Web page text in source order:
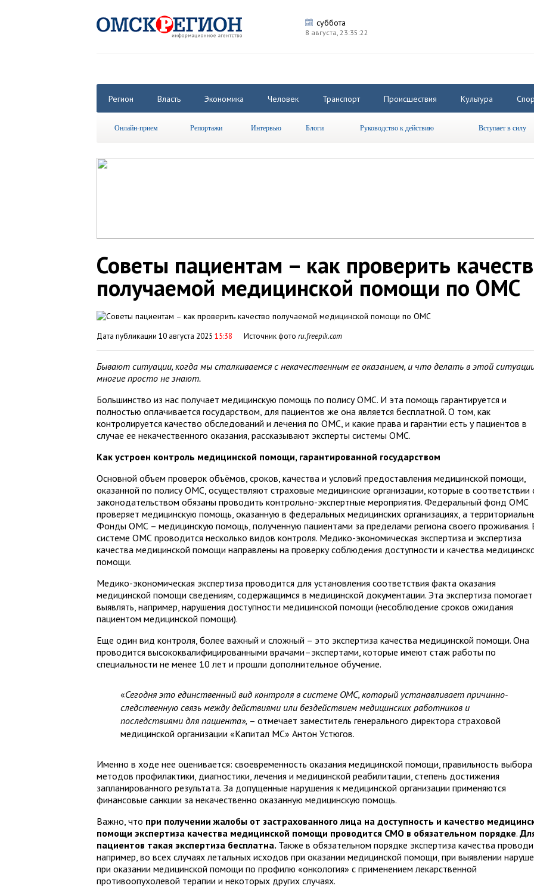
суббота
8 августа, 23:35:22
Регион Власть Экономика Человек Транспорт Происшествия Культура
Онлайн-прием Репортажи Интервью Блоги Руководство к действию Вступает в силу
Советы пациентам – как проверить
получаемой медицинской помощи по ОМС
Дата публикации 10 августа 2025 15:38 Источник фото ru.freepik.com
Бывают ситуации, когда мы сталкиваемся с некачественным ее оказанием, и что делать в этой
многие просто не знают.
Большинство из нас получает медицинскую помощь по полису ОМС. И эта помощь гарантируется и
полностью оплачивается государством, для пациентов же она является бесплатной. О том, как
контролируется качество обследований и лечения по ОМС, и какие права и гарантии есть у пациентов в
случае ее некачественного оказания, рассказывают эксперты системы ОМС.
Как устроен контроль медицинской помощи, гарантированной государством
Основной объем проверок объёмов, сроков, качества и условий предоставления медицинской помощи,
оказанной по полису ОМС, осуществляют страховые медицинские организации, которые в соответствии
законодательством обязаны проводить контрольно-экспертные мероприятия. Федеральный фонд ОМС
проверяет медицинскую помощь, оказанную в федеральных медицинских организациях, а
Фонды ОМС – медицинскую помощь, полученную пациентами за пределами региона своего проживания.
системе ОМС проводится несколько видов контроля. Медико-экономическая экспертиза и экспертиза
качества медицинской помощи направлены на проверку соблюдения доступности и качества
помощи.
Медико-экономическая экспертиза проводится для установления соответствия факта оказания
медицинской помощи сведениям, содержащимся в медицинской документации. Эта экспертиза помогает
выявлять, например, нарушения доступности медицинской помощи (несоблюдение сроков ожидания
пациентом медицинской помощи).
Еще один вид контроля, более важный и сложный – это экспертиза качества медицинской помощи. Она
проводится высококвалифицированными врачами–экспертами, которые имеют стаж работы по
специальности не менее 10 лет и прошли дополнительное обучение.
«Сегодня это единственный вид контроля в системе ОМС, который устанавливает причинно-
следственную связь между действиями или бездействием медицинских работников и
последствиями для пациента», – отмечает заместитель генерального директора страховой
медицинской организации «Капитал МС» Антон Устюгов.
Именно в ходе нее оценивается: своевременность оказания медицинской помощи, правильность выбора
методов профилактики, диагностики, лечения и медицинской реабилитации, степень достижения
запланированного результата. За допущенные нарушения к медицинской организации применяются
финансовые санкции за некачественно оказанную медицинскую помощь.
Важно, что при получении жалобы от застрахованного лица на доступность и качество
помощи экспертиза качества медицинской помощи проводится СМО в обязательном порядке.
пациентов такая экспертиза бесплатна. Также в обязательном порядке экспертиза качества
например, во всех случаях летальных исходов при оказании медицинской помощи, при выявлении
при оказании медицинской помощи по профилю «онкология» с применением лекарственной
противоопухолевой терапии и некоторых других случаях.